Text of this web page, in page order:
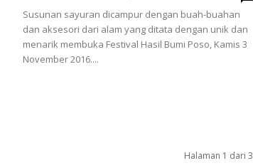
Susunan sayuran dicampur dengan buah-buahan
dan aksesori dari alam yang ditata dengan unik dan
menarik membuka Festival Hasil Bumi Poso, Kamis 3
November 2016....
Halaman 1 dari 3